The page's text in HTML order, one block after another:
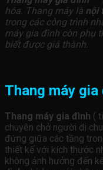
hóa. Thang máy là nội
trong các công trình
máy gia đình còn phụ
biết được giá thành.
Thang máy
Thang máy gia đình (
chuyên chở người di
đứng giữa các tầng
thiết kế với kích thước
không ảnh hưởng đến